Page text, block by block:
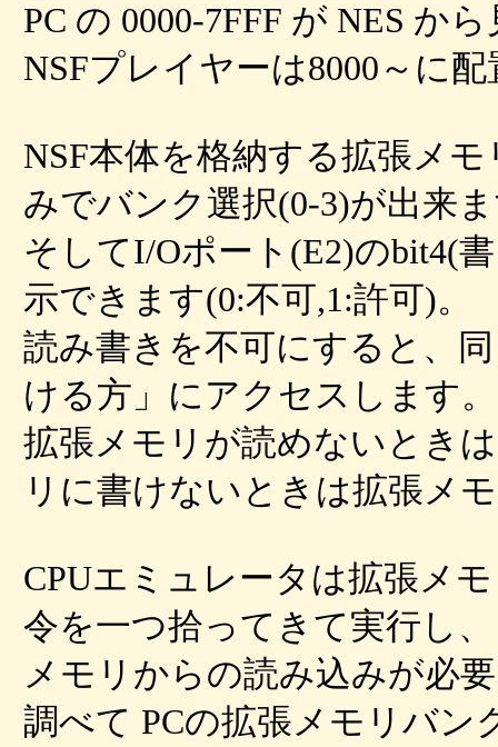
PC の 0000-7FFF が NES か
NSFプレイヤーは8000～に
NSF本体を格納する拡張メ
みでバンク選択(0-3)が出来
そしてI/Oポート(E2)のbit4(
示できます(0:不可,1:許可)。
読み書きを不可にすると、
ける方」にアクセスします。
拡張メモリが読めないとき
リに書けないときは拡張メ
CPUエミュレータは拡張メ
令を一つ拾ってきて実行し、
メモリからの読み込みが必
調べて PCの拡張メモリバン